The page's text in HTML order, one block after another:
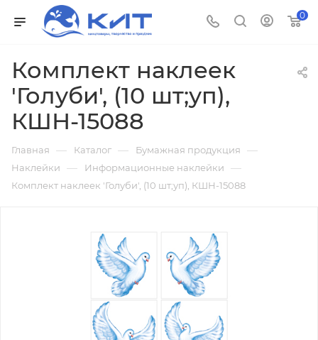
0
Комплект наклеек
'Голуби', (10 шт;уп),
КШН-15088
Главная — Каталог — Бумажная продукция —
Наклейки — Информационные наклейки —
Комплект наклеек 'Голуби', (10 шт;уп), КШН-15088